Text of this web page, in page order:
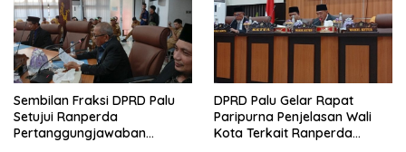
Sembilan Fraksi DPRD Palu
Setujui Ranperda
Pertanggungjawaban
DPRD Palu Gelar Rapat
Paripurna Penjelasan Wali
Kota Terkait Ranperda